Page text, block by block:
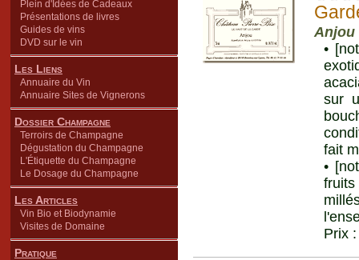
Plein d'Idées de Cadeaux
Présentations de livres
Guides de vins
DVD sur le vin
Les Liens
Annuaire du Vin
Annuaire Sites de Vignerons
Dossier Champagne
Terroirs de Champagne
Dégustation du Champagne
L'Étiquette du Champagne
Le Dosage du Champagne
Les Articles
Vin Bio et Biodynamie
Visites de Domaine
Pratique
Anjou
•
sur
fait
•
Prix :